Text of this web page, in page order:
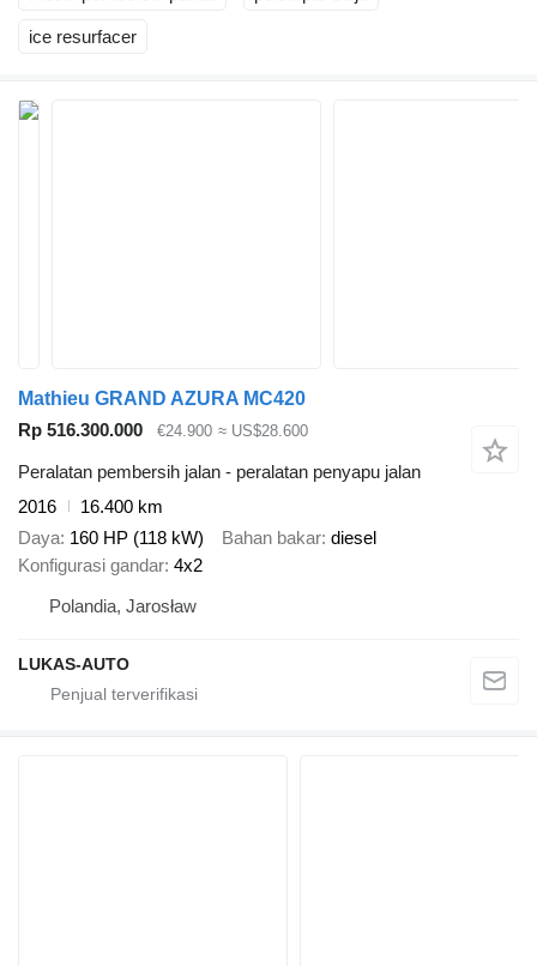
ice resurfacer
Mathieu GRAND AZURA MC420
Rp 516.300.000
€24.900 ≈ US$28.600
Peralatan pembersih jalan - peralatan penyapu jalan
2016
16.400 km
Daya 160 HP (118 kW) Bahan bakar diesel
Konfigurasi gandar 4x2
Polandia, Jarosław
LUKAS-AUTO